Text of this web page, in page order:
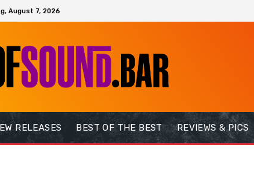
August 7, 2026
RELEASES BEST OF THE BEST REVIEWS & PICS